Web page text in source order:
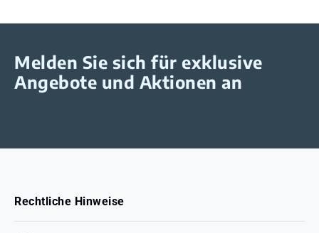
Melden Sie sich für exklusive
Angebote und Aktionen an
Rechtliche Hinweise